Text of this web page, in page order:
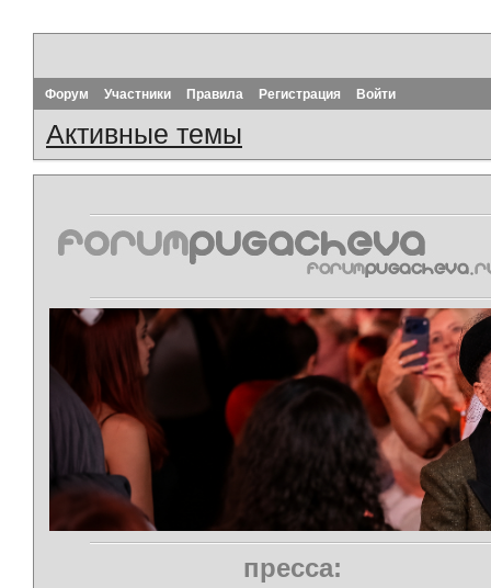
Форум Участники Правила Регистрация Войти
Активные темы
пресса: